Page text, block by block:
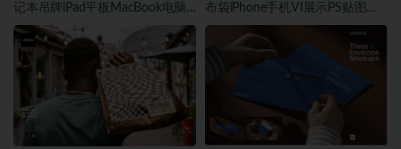
记本吊牌iPad平板MacBook电脑
Vi贴图PSD样机模板
布袋iPhone手机VI展示PS贴图样
机模板